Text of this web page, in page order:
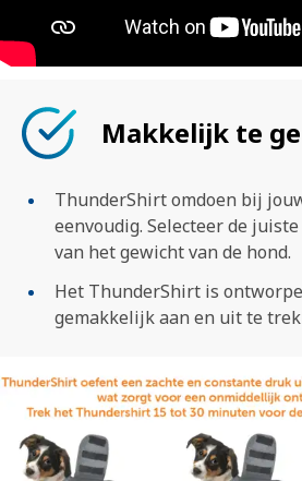
Makkelijk te
ThunderShirt omdoen bij
eenvoudig. Selecteer de
van het gewicht van de hond.
Het ThunderShirt is
gemakkelijk aan en uit te